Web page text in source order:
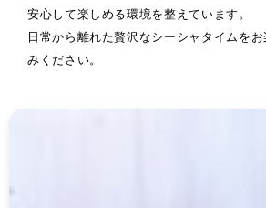
安心して楽しめる環境を整えています。
日常から離れた贅沢なシーシャタイムをお
みください。